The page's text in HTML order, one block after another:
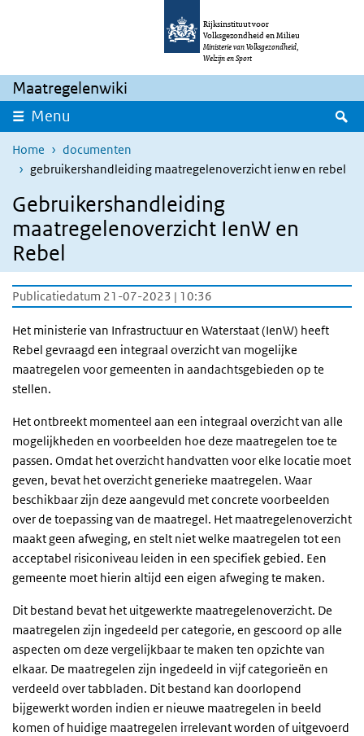
Overslaan en naar de inhoud gaan
Rijksinstituut voor
Volksgezondheid en Milieu
Ministerie van Volksgezondheid,
Welzijn en Sport
Maatregelenwiki
Menu
Home
documenten
gebruikershandleiding maatregelenoverzicht ienw en rebel
Gebruikershandleiding
maatregelenoverzicht IenW en
Rebel
Publicatiedatum 21-07-2023 | 10:36
Het ministerie van Infrastructuur en Waterstaat (IenW) heeft
Rebel gevraagd een integraal overzicht van mogelijke
maatregelen voor gemeenten in aandachtsgebieden op te
stellen.
Het ontbreekt momenteel aan een integraal overzicht van alle
mogelijkheden en voorbeelden hoe deze maatregelen toe te
passen. Omdat het overzicht handvatten voor elke locatie moet
geven, bevat het overzicht generieke maatregelen. Waar
beschikbaar zijn deze aangevuld met concrete voorbeelden
over de toepassing van de maatregel. Het maatregelenoverzicht
maakt geen afweging, en stelt niet welke maatregelen tot een
acceptabel risiconiveau leiden in een specifiek gebied. Een
gemeente moet hierin altijd een eigen afweging te maken.
Dit bestand bevat het uitgewerkte maatregelenoverzicht. De
maatregelen zijn ingedeeld per categorie, en gescoord op alle
aspecten om deze vergelijkbaar te maken ten opzichte van
elkaar. De maatregelen zijn ingedeeld in vijf categorieën en
verdeeld over tabbladen. Dit bestand kan doorlopend
bijgewerkt worden indien er nieuwe maatregelen in beeld
komen of huidige maatregelen irrelevant worden of uitgevoerd